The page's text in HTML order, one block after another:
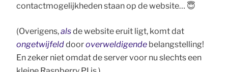
contactmogelijkheden staan op de website… 😇
(Overigens,alsde website eruit ligt, komt dat
ongetwijfelddooroverweldigende belangstelling!
En zeker niet omdat de server voor nu slechts een